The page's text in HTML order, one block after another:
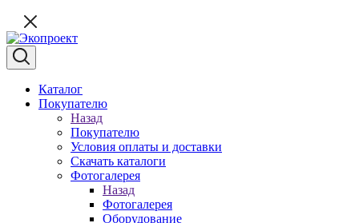
Каталог
Покупателю
Назад
Покупателю
Условия оплаты и доставки
Скачать каталоги
Фотогалерея
Назад
Фотогалерея
Оборудование